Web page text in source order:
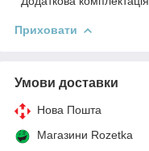
Приховати
Умови доставки
Нова Пошта
Магазини Rozetka